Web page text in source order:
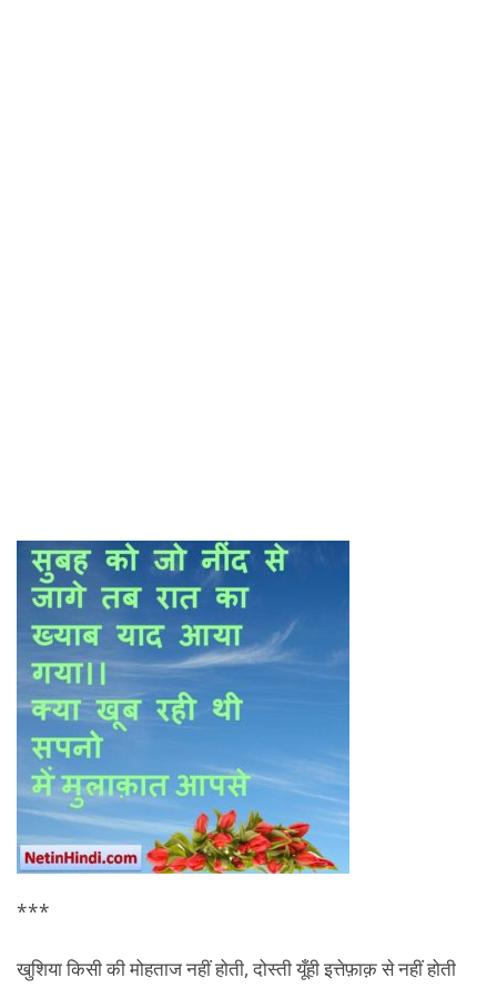
***
खुशिया किसी की मोहताज नहीं होती, दोस्ती यूँही इत्तेफ़ाक़ से नहीं होती